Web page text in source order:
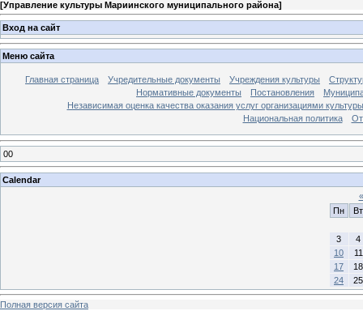
[Управление культуры Мариинского муниципального района]
Вход на сайт
Меню сайта
Главная страница Учредительные документы Учреждения культуры
Нормативные документы
Постановления
Независимая оценка качества оказания услуг организациями культуры
Национальная политика
00
Calendar
«
Пн
Вт
3
4
10
11
17
18
24
25
Полная версия сайта